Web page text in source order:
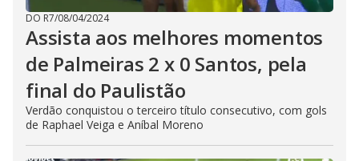
DO R7/08/04/2024
Assista aos melhores momentos
de Palmeiras 2 x 0 Santos, pela
final do Paulistão
Verdão conquistou o terceiro título consecutivo, com gols
de Raphael Veiga e Aníbal Moreno